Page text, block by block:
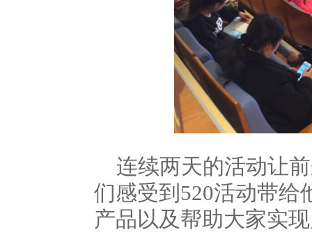
连续两天的活动让
们感受到 520活动带给
产品以及帮助大家实